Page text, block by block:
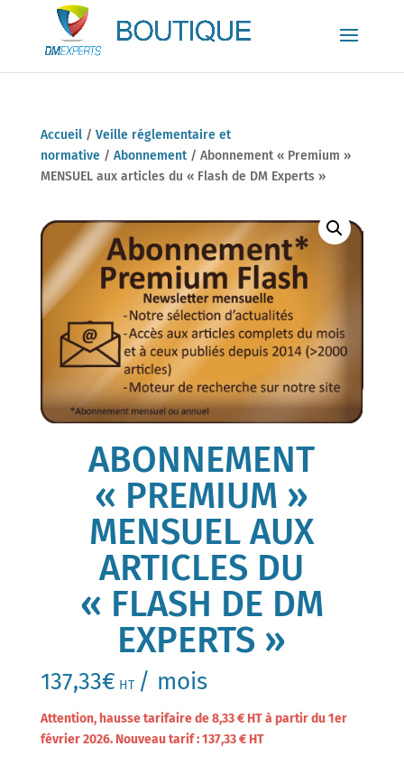
Accueil/ Veille réglementaire et
normative/ Abonnement/ Abonnement « Premium »
MENSUEL aux articles du « Flash de DM Experts »
ABONNEMENT
« PREMIUM »
MENSUEL AUX
ARTICLES DU
« FLASH DE DM
EXPERTS »
137,33€ HT / mois
Attention, hausse tarifaire de 8,33 € HT à partir du 1er
février 2026. Nouveau tarif : 137,33 € HT